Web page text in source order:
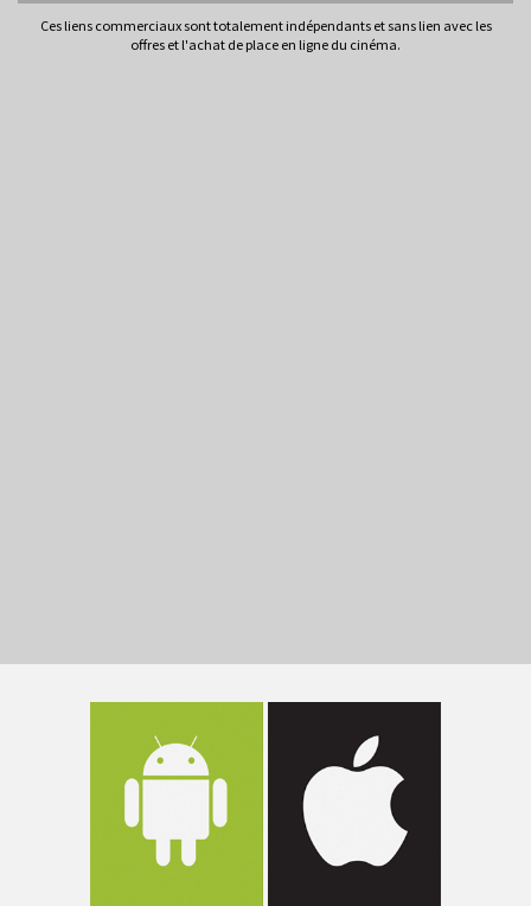
Ces liens commerciaux sont totalement indépendants et sans lien avec les
offres et l'achat de place en ligne du cinéma.